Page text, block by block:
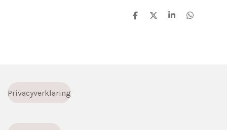
D
D
S
D
Privacyverklaring